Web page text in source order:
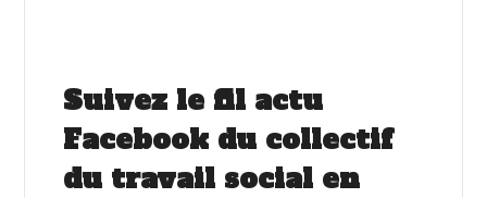
Suivez le fil actu
Facebook du collectif
du travail social en